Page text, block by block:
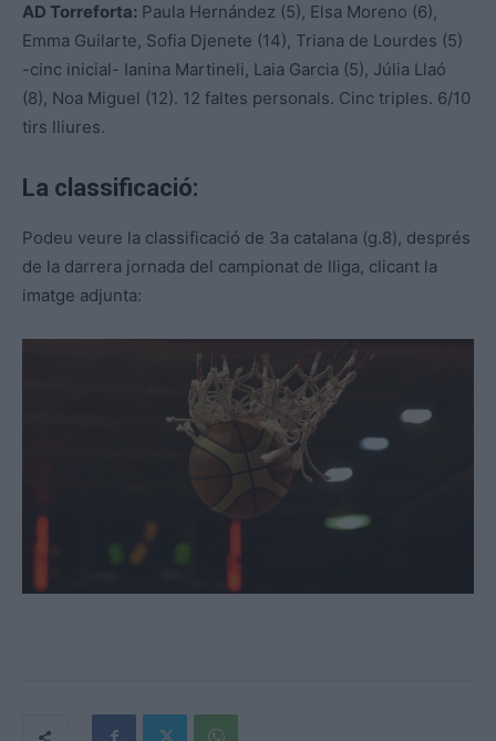
AD Torreforta: Paula Hernández (5), Elsa Moreno (6),
Emma Guilarte, Sofia Djenete (14), Triana de Lourdes (5)
-cinc inicial- Ianina Martineli, Laia Garcia (5), Júlia Llaó
(8), Noa Miguel (12). 12 faltes personals. Cinc triples. 6/10
tirs lliures.
La classificació:
Podeu veure la classificació de 3a catalana (g.8), després
de la darrera jornada del campionat de lliga, clicant la
imatge adjunta: